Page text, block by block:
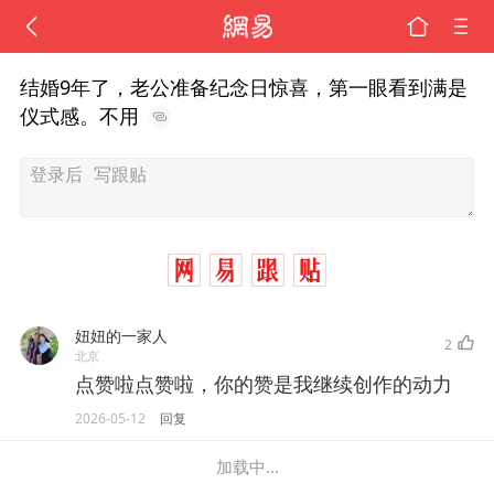
结婚9年了，老公准备纪念日惊喜，第一眼看到满是
仪式感。不用
妞妞的一家人
北京
2
点赞啦点赞啦，你的赞是我继续创作的动力
2026-05-12 回复
加载中...